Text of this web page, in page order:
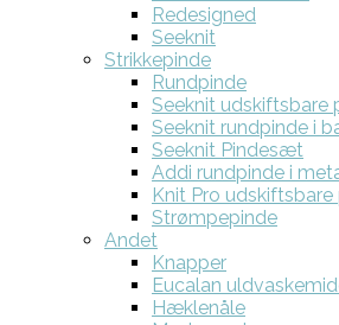
Redesigned
Seeknit
Strikkepinde
Rundpinde
Seeknit udskiftsbare
Seeknit rundpinde i
Seeknit Pindesæt
Addi rundpinde i
Knit Pro udskiftsbare
Strømpepinde
Andet
Knapper
Eucalan
Hæklenåle